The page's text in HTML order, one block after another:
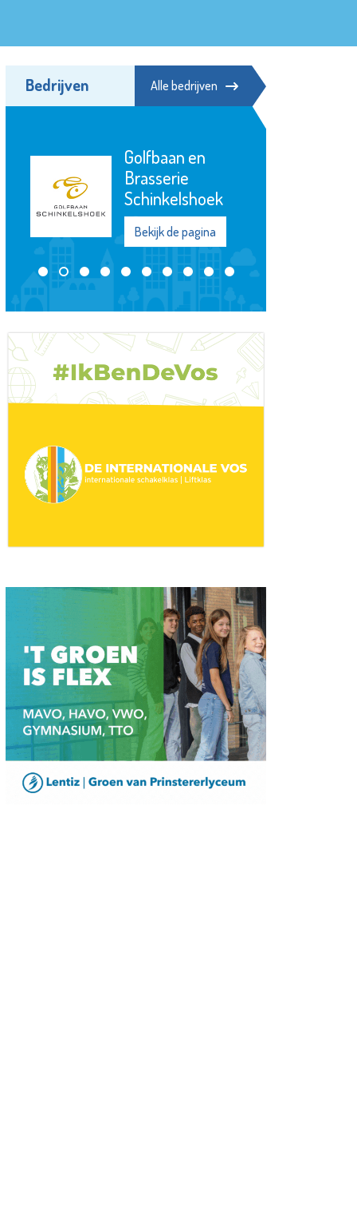
Bedrijven Alle bedrijven
Golfbaan en
Brasserie
Schinkelshoek
Bekijk de pagina